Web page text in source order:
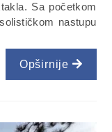
Sa početkom
nastupu
Opširnije